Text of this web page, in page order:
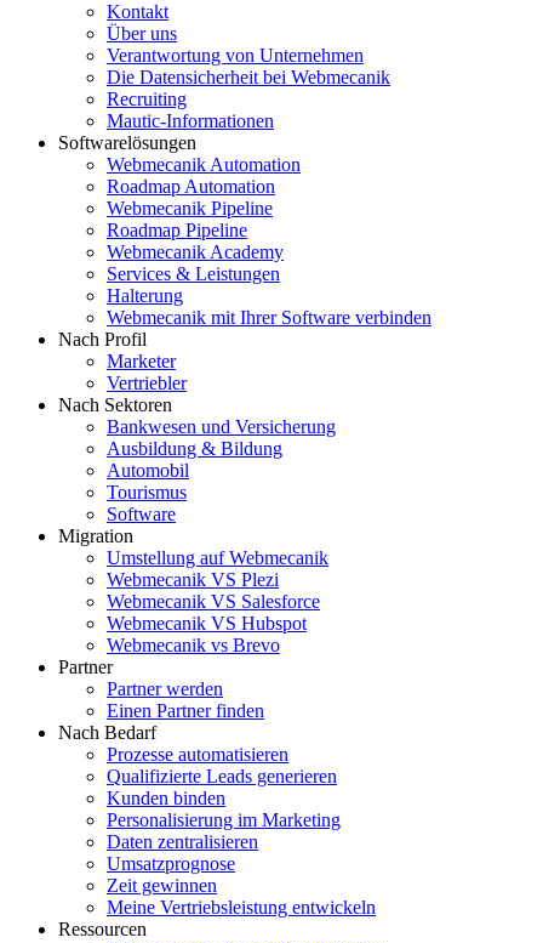
Kontakt
Über uns
Verantwortung von Unternehmen
Die Datensicherheit bei Webmecanik
Recruiting
Mautic-Informationen
Softwarelösungen
Webmecanik Automation
Roadmap Automation
Webmecanik Pipeline
Roadmap Pipeline
Webmecanik Academy
Services & Leistungen
Halterung
Webmecanik mit Ihrer Software verbinden
Nach Profil
Marketer
Vertriebler
Nach Sektoren
Bankwesen und Versicherung
Ausbildung & Bildung
Automobil
Tourismus
Software
Migration
Umstellung auf Webmecanik
Webmecanik VS Plezi
Webmecanik VS Salesforce
Webmecanik VS Hubspot
Webmecanik vs Brevo
Partner
Partner werden
Einen Partner finden
Nach Bedarf
Prozesse automatisieren
Qualifizierte Leads generieren
Kunden binden
Personalisierung im Marketing
Daten zentralisieren
Umsatzprognose
Zeit gewinnen
Meine Vertriebsleistung entwickeln
Ressourcen